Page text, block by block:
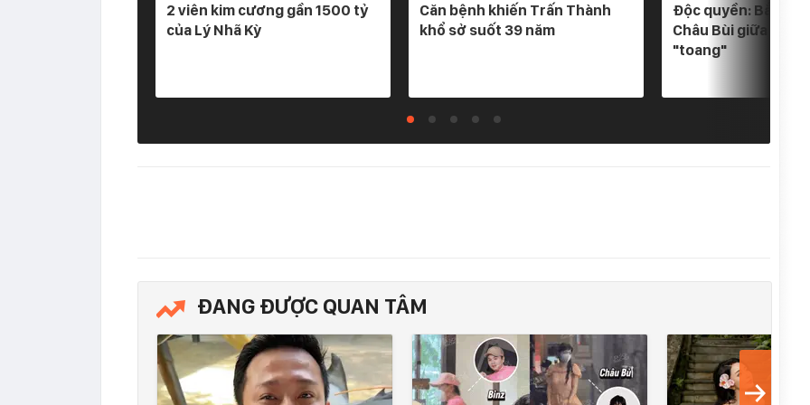
2 viên kim cương gần 1500 tỷ
của Lý Nhã Kỳ
Căn bệnh khiến Trấn Thành
khổ sở suốt 39 năm
Độc quyền: Bắt gặp
Châu Bùi giữa tin
"toang"
ĐANG ĐƯỢC QUAN TÂM